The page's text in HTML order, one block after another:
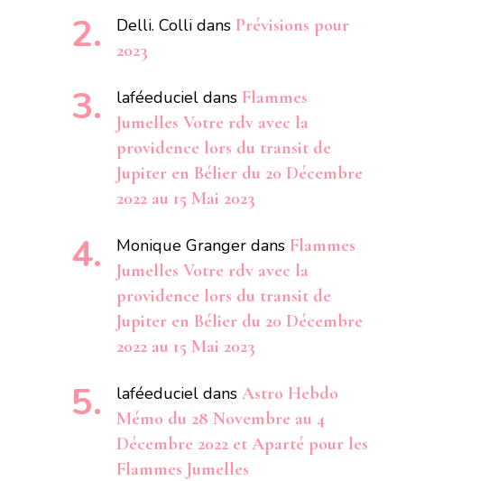
Delli. Colli dans Prévisions pour
2023
laféeduciel dans Flammes
Jumelles Votre rdv avec la
providence lors du transit de
Jupiter en Bélier du 20 Décembre
2022 au 15 Mai 2023
Monique Granger dans Flammes
Jumelles Votre rdv avec la
providence lors du transit de
Jupiter en Bélier du 20 Décembre
2022 au 15 Mai 2023
laféeduciel dans Astro Hebdo
Mémo du 28 Novembre au 4
Décembre 2022 et Aparté pour les
Flammes Jumelles